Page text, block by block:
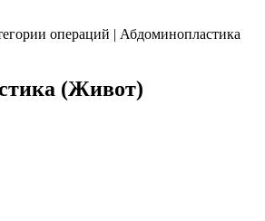
операций | Абдоминопластика
(Живот)